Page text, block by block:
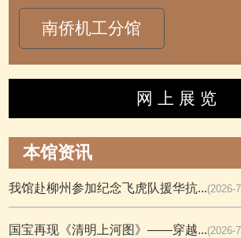
南侨机工分馆
网 上 展 览
本馆资讯
我馆赴柳州参加纪念飞虎队援华抗...(2026-
国宝再现《清明上河图》——穿越...(2026-